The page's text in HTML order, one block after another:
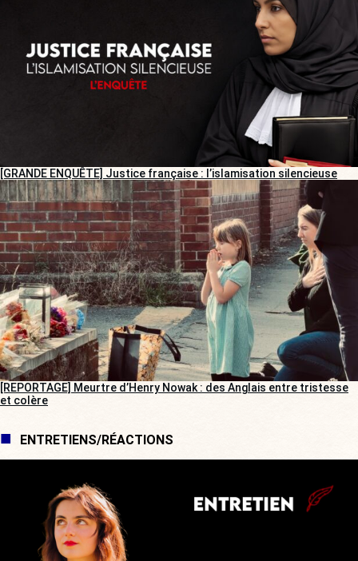
[GRANDE ENQUÊTE] Justice française : l’islamisation silencieuse
[REPORTAGE] Meurtre d’Henry Nowak : des Anglais entre tristesse
et colère
ENTRETIENS/RÉACTIONS